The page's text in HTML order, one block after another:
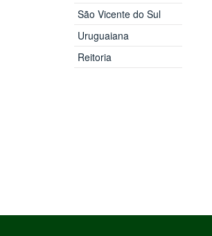
São Vicente do Sul
Uruguaiana
Reitoria